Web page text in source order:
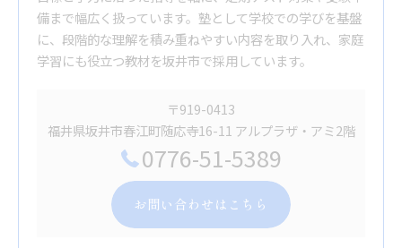
備まで幅広く扱っています。塾として学校での学びを基盤
に、段階的な理解を積み重ねやすい内容を取り入れ、家庭
学習にも役立つ教材を坂井市で採用しています。
〒919-0413
福井県坂井市春江町随応寺16-11 アルプラザ・アミ2階
0776-51-5389
お問い合わせはこちら